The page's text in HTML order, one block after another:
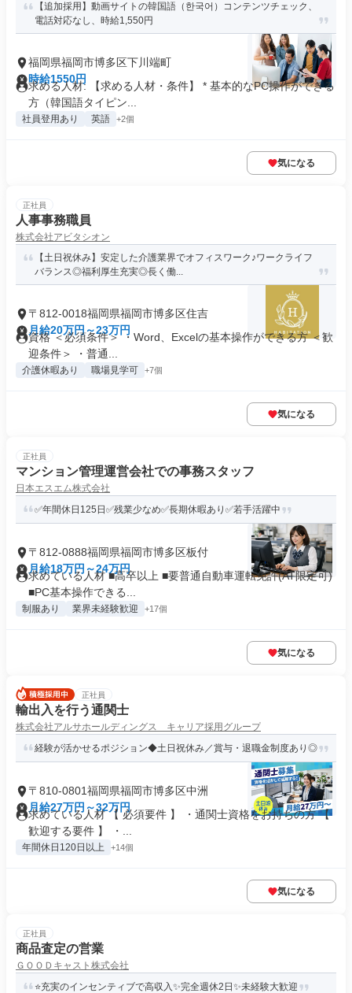
【追加採用】動画サイトの韓国語（한국어）コンテンツチェック、
電話対応なし、時給1,550円
福岡県福岡市博多区下川端町
時給1550円
求める人材: 【求める人材・条件】 * 基本的なPC操作ができる
方（韓国語タイピン...
社員登用あり 英語 +2個
気になる
正社員
人事事務職員
株式会社アビタシオン
【土日祝休み】安定した介護業界でオフィスワーク♪ワークライフ
バランス◎福利厚生充実◎長く働...
〒812-0018福岡県福岡市博多区住吉
月給20万円～23万円
資格 ＜必須条件＞ ・Word、Excelの基本操作ができる方 ＜歓
迎条件＞ ・普通...
介護休暇あり 職場見学可 +7個
気になる
正社員
マンション管理運営会社での事務スタッフ
日本エスエム株式会社
✅年間休日125日✅残業少なめ✅長期休暇あり✅若手活躍中
〒812-0888福岡県福岡市博多区板付
月給18万円～24万円
求めている人材 ■高卒以上 ■要普通自動車運転免許(AT限定可)
■PC基本操作できる...
制服あり 業界未経験歓迎 +17個
気になる
正社員
輸出入を行う通関士
株式会社アルサホールディングス キャリア採用グループ
経験が活かせるポジション◆土日祝休み／賞与・退職金制度あり◎
〒810-0801福岡県福岡市博多区中洲
月給27万円～32万円
求めている人材 【 必須要件 】 ・通関士資格をお持ちの方 【
歓迎する要件 】 ・...
年間休日120日以上 +14個
気になる
正社員
商品査定の営業
ＧＯＯＤキャスト株式会社
⭐充実のインセンティブで高収入✨完全週休2日✨未経験大歓迎